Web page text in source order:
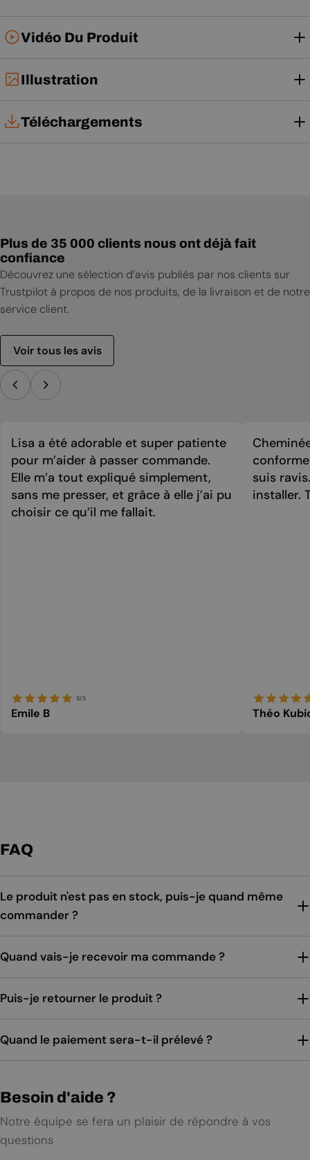
Vidéo Du Produit
Illustration
Téléchargements
Plus de 35 000 clients nous ont déjà fait
confiance
Découvrez une sélection d’avis publiés par nos clients sur
Trustpilot à propos de nos produits, de la livraison et de notre
service client.
Voir tous les avis
Lisa a été adorable et super patiente
pour m’aider à passer commande.
Elle m’a tout expliqué simplement,
sans me presser, et grâce à elle j’ai pu
choisir ce qu’il me fallait.
5/5
Emile B
suis
installer.
Théo
FAQ
Le produit n'est pas en stock, puis-je quand même
commander ?
Quand vais-je recevoir ma commande ?
Puis-je retourner le produit ?
Quand le paiement sera-t-il prélevé ?
Besoin d'aide ?
Notre équipe se fera un plaisir de répondre à vos
questions